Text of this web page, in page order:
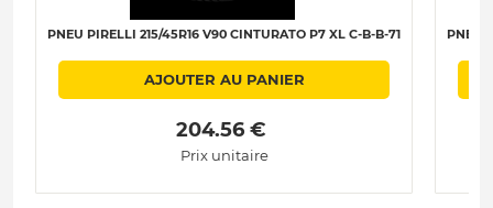
PNEU PIRELLI 215/45R16 V90 CINTURATO P7 XL C-B-B-71
AJOUTER AU PANIER
204.56 €
Prix unitaire
PNEU